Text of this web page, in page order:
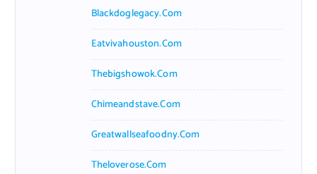
Blackdoglegacy.com
Eatvivahouston.com
Thebigshowok.com
Chimeandstave.com
Greatwallseafoodny.com
Theloverose.com